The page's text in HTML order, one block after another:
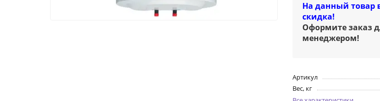
На данный товар
скидка!
Оформите заказ
менеджером!
Артикул
Вес, кг